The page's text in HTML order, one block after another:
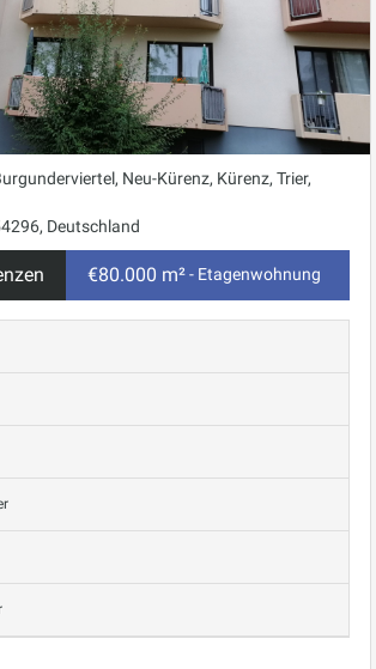
Neu-Kürenz, Kürenz, Trier,
Deutschland
€80.000 m²- Etagenwohnung